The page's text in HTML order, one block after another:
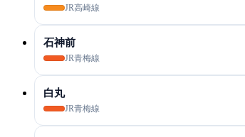
JR高崎線
石神前
JR青梅線
白丸
JR青梅線